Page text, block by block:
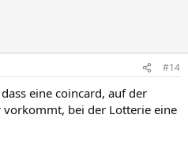
#14
eine coincard, auf der
bei der Lotterie eine